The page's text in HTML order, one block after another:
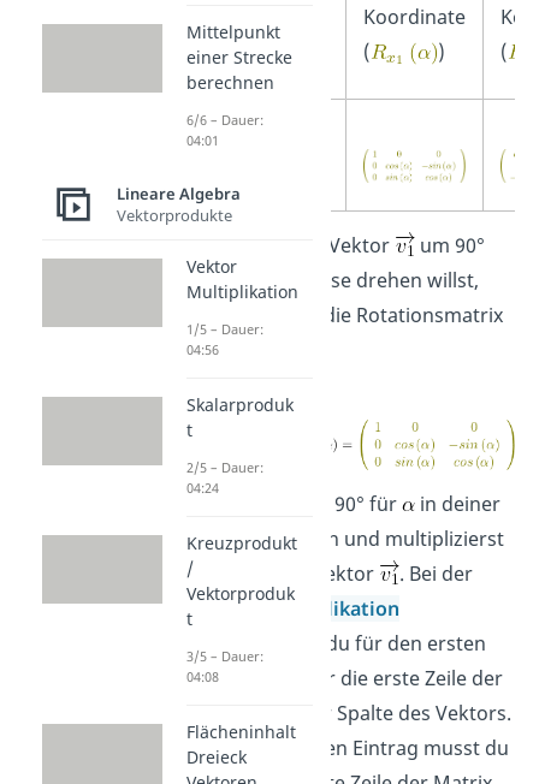
Koordinate
(
)
(
Drehmatrix
Wenn du den Vektor
um 90°
um die x1
-Achse drehen willst,
benötigst du die Rotationsmatrix
Dann setzt du 90° für
in deiner
Drehmatrix ein und multiplizierst
sie mit dem Vektor
. Bei der
Matrixmultiplikation
multiplizierst du für den ersten
Eintrag wieder die erste Zeile der
Matrix mit der Spalte des Vektors.
Für den zweiten Eintrag musst du
Mittelpunkt
einer Strecke
berechnen
6/6 – Dauer:
04:01
Lineare Algebra
Vektorprodukte
Vektor
Multiplikation
1/5 – Dauer:
04:56
Skalarproduk
t
2/5 – Dauer:
04:24
Kreuzprodukt
/
Vektorproduk
t
3/5 – Dauer:
04:08
Flächeninhalt
Dreieck